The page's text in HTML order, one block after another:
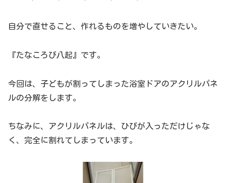
自分で直せること、作れるものを増やしていきたい。
『たなころび八起』です。
今回は、子どもが割ってしまった浴室ドアのアクリルパネ
ルの分解をします。
ちなみに、アクリルパネルは、ひびが入っただけじゃな
く、完全に割れてしまっています。